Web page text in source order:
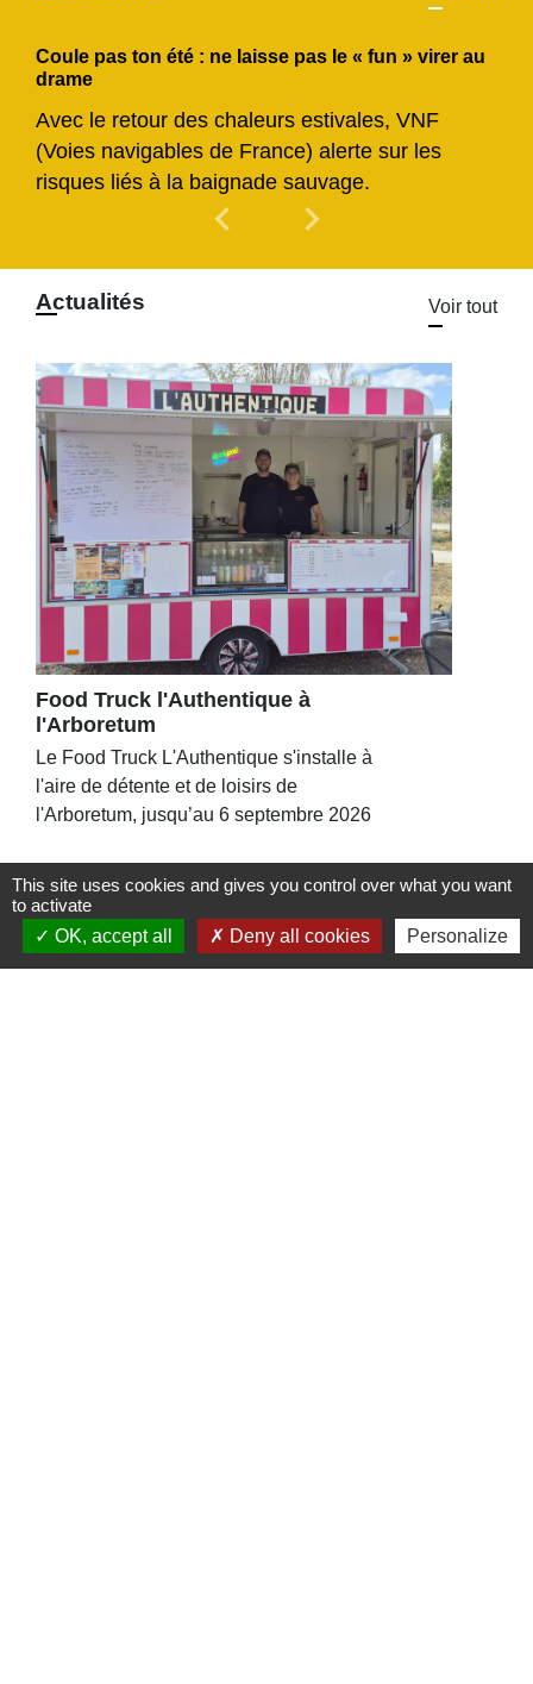
Coule pas ton été : ne laisse pas le « fun » virer au
drame
Avec le retour des chaleurs estivales, VNF
(Voies navigables de France) alerte sur les
risques liés à la baignade sauvage.
chevron_left Previous
chevron_right
Actualités Voir tout
Food Truck l'Authentique à
l'Arboretum
Le Food Truck L'Authentique s'installe à
l'aire de détente et de loisirs de
l'Arboretum, jusqu’au 6 septembre 2026
This site uses cookies and gives you control over what you want
to activate
OK, accept all
Deny all cookies Personalize